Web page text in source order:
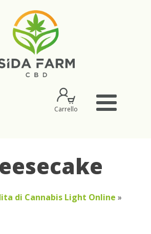
Carrello
di Cannabis Light Online »